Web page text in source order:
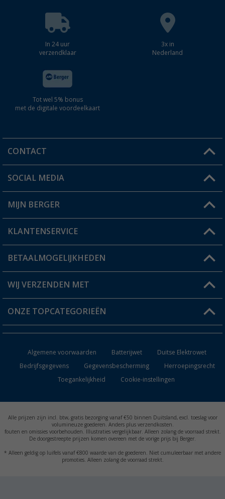
In 24 uur
verzendklaar
3x in
Nederland
Tot wel 5% bonus
met de digitale voordeelkaart
CONTACT
Een vraag?
Winkel vinden
SOCIAL MEDIA
MIJN BERGER
Mijn account
Status bestelling
Verlanglijstje
KLANTENSERVICE
FAQ & Contact
Verzendinformatie
Catalogus
BETAALMOGELIJKHEDEN
WIJ VERZENDEN MET
ONZE TOPCATEGORIEËN
Campingmeubilair
Campingtoiletten
Inbouwkachels
Algemene voorwaarden Batterijwet
Duitse Elektrowet
Bedrijfsgegevens
Gegevensbescherming
Herroepingsrecht
Toegankelijkheid
Cookie-instellingen
Alle prijzen zijn incl. btw, gratis bezorging vanaf €50 binnen Duitsland, excl. toeslag voor
volumineuze goederen. Anders plus verzendkosten.
fouten en omissies voorbehouden. Illustraties vergelijkbaar. Alleen zolang de voorraad strekt.
De doorgestreepte prijzen komen overeen met de vorige prijs bij Berger.
* Alleen geldig op luifels vanaf €800 waarde van de goederen. Niet cumuleerbaar met andere
promoties. Alleen zolang de voorraad strekt.